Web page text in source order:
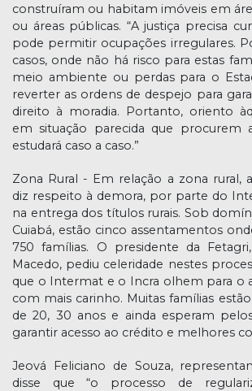
construíram ou habitam imóveis em
ou áreas públicas. “A justiça precisa
pode permitir ocupações irregulares.
casos, onde não há risco para estas
meio ambiente ou perdas para o
reverter as ordens de despejo para
direito à moradia. Portanto, oriento
em situação parecida que procurem
estudará caso a caso.”
Zona Rural - Em relação a zona rural,
diz respeito à demora, por parte do
na entrega dos títulos rurais. Sob
Cuiabá, estão cinco assentamentos
750 famílias. O presidente da
Macedo, pediu celeridade nestes
que o Intermat e o Incra olhem para o
com mais carinho. Muitas famílias
de 20, 30 anos e ainda esperam
garantir acesso ao crédito e melhores
Jeová Feliciano de Souza,
disse que “o processo de